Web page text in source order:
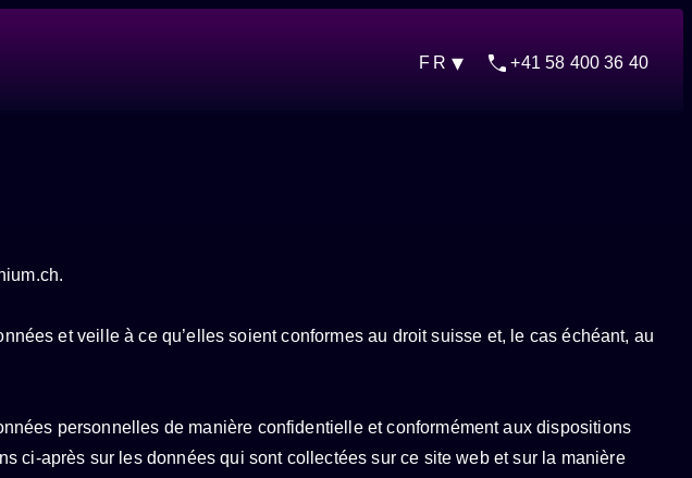
FR
phone+41 58 400 36 40
et veille à ce qu’elles soient conformes au droit suisse et, le cas échéant, au
personnelles de manière confidentielle et conformément aux dispositions
ci-après sur les données qui sont collectées sur ce site web et sur la manière